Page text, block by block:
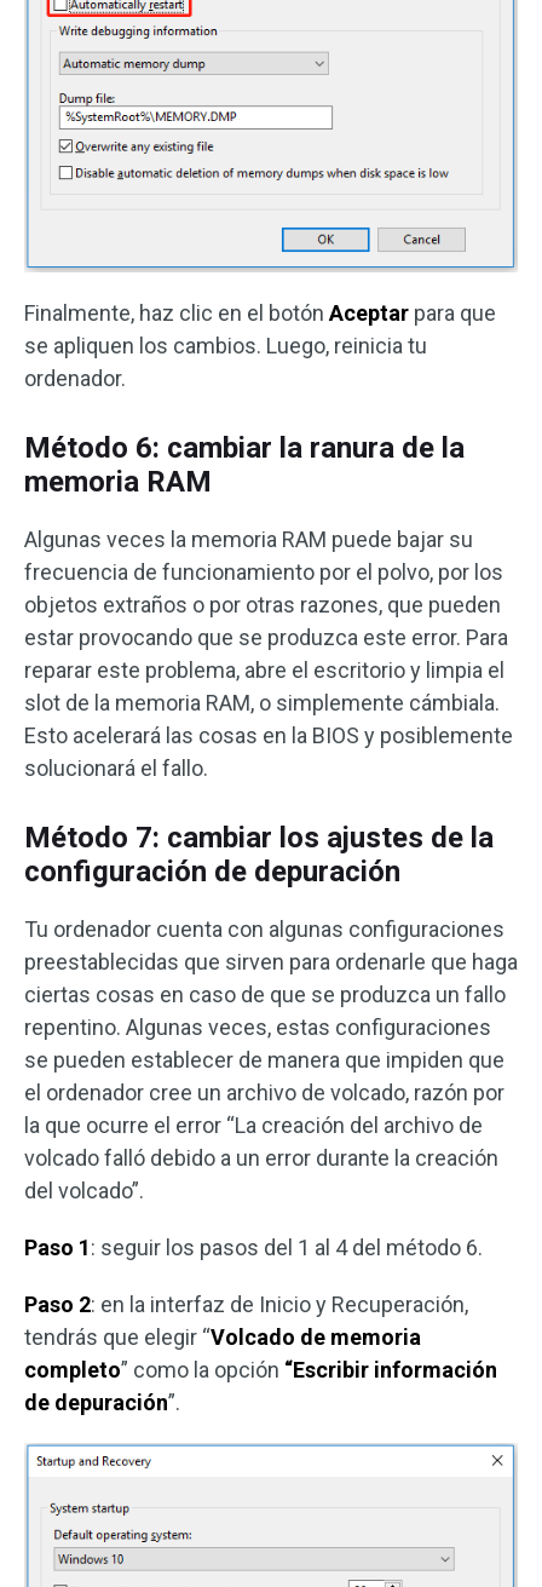
Finalmente, haz clic en el botón Aceptar para que
se apliquen los cambios. Luego, reinicia tu
ordenador.
Método 6: cambiar la ranura de la
memoria RAM
Algunas veces la memoria RAM puede bajar su
frecuencia de funcionamiento por el polvo, por los
objetos extraños o por otras razones, que pueden
estar provocando que se produzca este error. Para
reparar este problema, abre el escritorio y limpia el
slot de la memoria RAM, o simplemente cámbiala.
Esto acelerará las cosas en la BIOS y posiblemente
solucionará el fallo.
Método 7: cambiar los ajustes de la
configuración de depuración
Tu ordenador cuenta con algunas configuraciones
preestablecidas que sirven para ordenarle que haga
ciertas cosas en caso de que se produzca un fallo
repentino. Algunas veces, estas configuraciones
se pueden establecer de manera que impiden que
el ordenador cree un archivo de volcado, razón por
la que ocurre el error “La creación del archivo de
volcado falló debido a un error durante la creación
del volcado”.
Paso 1: seguir los pasos del 1 al 4 del método 6.
Paso 2: en la interfaz de Inicio y Recuperación,
tendrás que elegir “Volcado de memoria
completo” como la opción “Escribir información
de depuración”.